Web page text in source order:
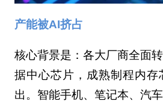
产能被AI挤占
核心背景是：各大厂商全面
据中心芯片，成熟制程内存
出。智能手机、笔记本、汽